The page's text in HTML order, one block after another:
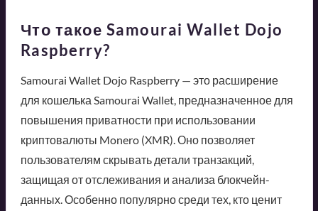
Что такое Samourai Wallet Dojo
Raspberry?
Samourai Wallet Dojo Raspberry — это расширение
для кошелька Samourai Wallet, предназначенное для
повышения приватности при использовании
криптовалюты Monero (XMR). Оно позволяет
пользователям скрывать детали транзакций,
защищая от отслеживания и анализа блокчейн-
данных. Особенно популярно среди тех, кто ценит